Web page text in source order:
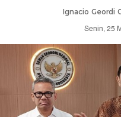
Ignacio Geordi
Senin, 25